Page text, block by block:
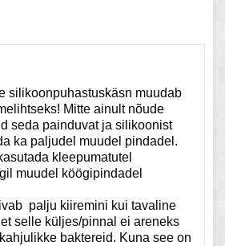
silikoonpuhastuskäsn muudab
Mitte ainult nõude
seda painduvat ja silikoonist
ka paljudel muudel pindadel.
kleepumatutel
muudel köögipindadel
palju kiiremini kui tavaline
selle küljes/pinnal ei areneks
baktereid. Kuna see on